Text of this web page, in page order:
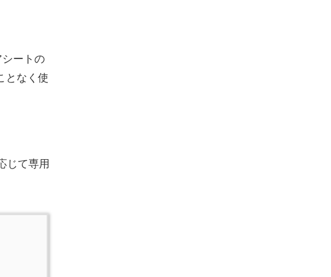
ートの
となく使
じて専用